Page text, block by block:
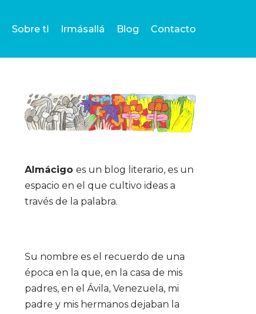
Sobre ti Irmásallá Blog Contacto
Almácigo es un blog literario, es un
espacio en el que cultivo ideas a
través de la palabra.
Su nombre es el recuerdo de una
época en la que, en la casa de mis
padres, en el Ávila, Venezuela, mi
padre y mis hermanos dejaban la